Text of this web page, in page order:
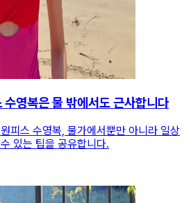
영복은 물 밖에서도 근사합니다
피스 수영복, 물가에서뿐만 아니라 일상
있는 팁을 공유합니다.